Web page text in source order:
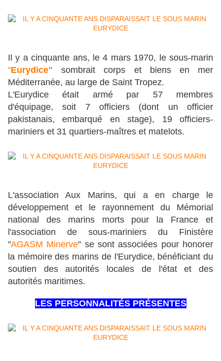
Il y a cinquante ans, le 4 mars 1970, le sous-marin
"Eurydice" sombrait corps et biens en mer
Méditerranée, au large de Saint Tropez.
L'Eurydice était armé par 57 membres
d'équipage, soit 7 officiers (dont un officier
pakistanais, embarqué en stage), 19 officiers-
mariniers et 31 quartiers-maîtres et matelots.
L'association Aux Marins, qui a en charge le
développement et le rayonnement du Mémorial
national des marins morts pour la France et
l'association de sous-mariniers du Finistère
"AGASM Minerve" se sont associées pour honorer
la mémoire des marins de l'Eurydice, bénéficiant du
soutien des autorités locales de l'état et des
autorités maritimes.
LES PERSONNALITÉS PRÉSENTES